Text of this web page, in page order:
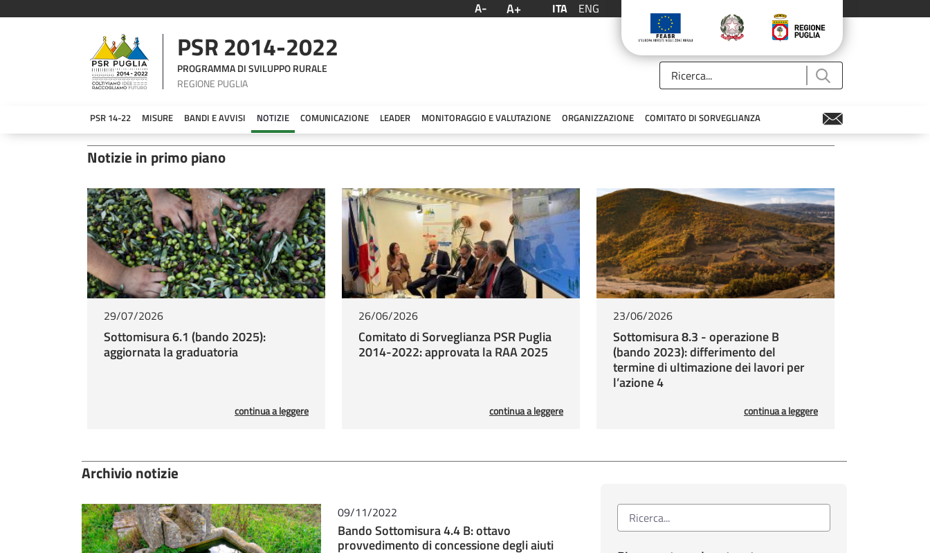
A- A+ ITA ENG
PSR 2014-2022
PROGRAMMA DI SVILUPPO RURALE
REGIONE PUGLIA
PSR 14-22 MISURE BANDI E AVVISI NOTIZIE COMUNICAZIONE LEADER MONITORAGGIO E VALUTAZIONE ORGANIZZAZIONE COMITATO DI SORVEGLIANZA
Archivio Notizie
Notizie in primo piano
29/07/2026
Sottomisura 6.1 (bando 2025):
aggiornata la graduatoria
continua a leggere
26/06/2026
Comitato di Sorveglianza PSR Puglia
2014-2022: approvata la RAA 2025
continua a leggere
23/06/2026
Sottomisura 8.3 - operazione B
(bando 2023): differimento del
termine di ultimazione dei lavori per
l’azione 4
continua a leggere
Archivio notizie
09/11/2022
Bando Sottomisura 4.4 B: ottavo
provvedimento di concessione degli aiuti